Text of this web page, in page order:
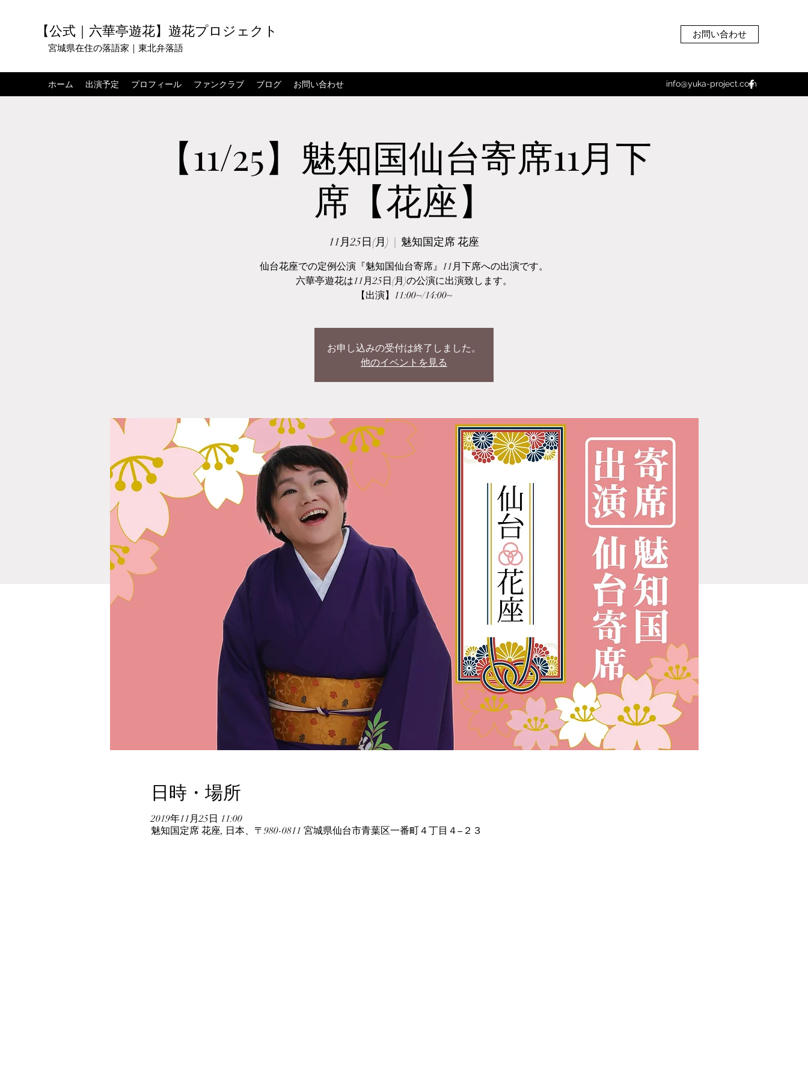
【公式｜六華亭遊花】遊花プロジェクト
宮城県在住の落語家｜東北弁落語
お問い合わせ
ホーム 出演予定 プロフィール ファンクラブ ブログ お問い合わせ info@yuka-project.com
【11/25】魅知国仙台寄席11月下
席【花座】
11月25日(月) 魅知国定席 花座
仙台花座での定例公演『魅知国仙台寄席』11月下席への出演です。
六華亭遊花は11月25日(月)の公演に出演致します。
【出演】11:00~/14:00~
お申し込みの受付は終了しました。
他のイベントを見る
日時・場所
2019年11月25日 11:00
魅知国定席 花座, 日本、〒980-0811 宮城県仙台市青葉区一番町４丁目４−２３